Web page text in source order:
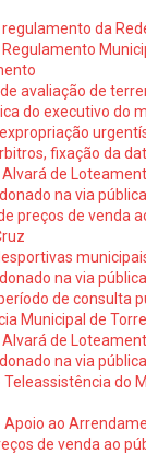
da
avaliação de
do executivo do
fixação da
de
na via pública
preços de venda
na via pública
de consulta
Municipal de
de
na via pública
do
Apoio ao
de venda ao